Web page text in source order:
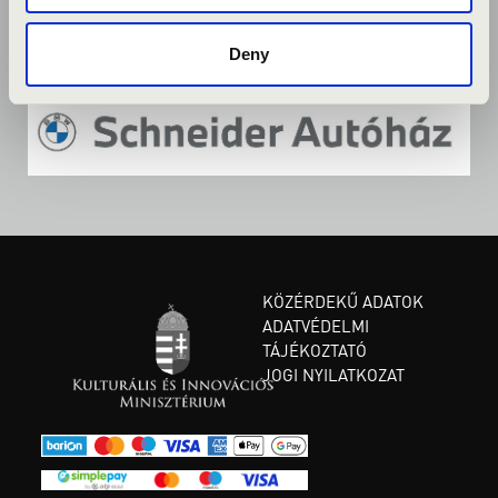
Deny
KÖZÉRDEKŰ ADATOK
ADATVÉDELMI
TÁJÉKOZTATÓ
JOGI NYILATKOZAT